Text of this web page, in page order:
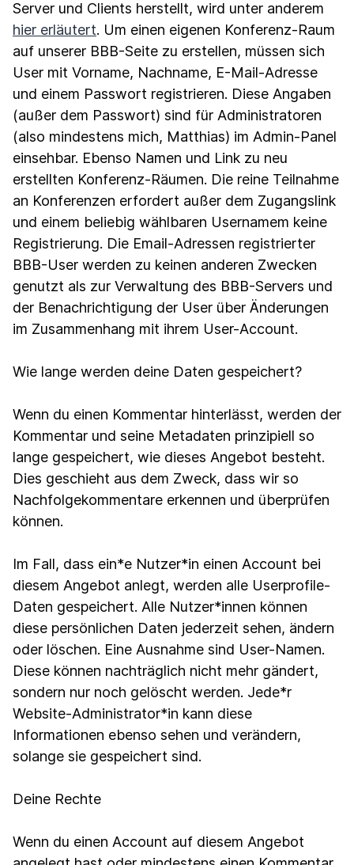
Server und Clients herstellt, wird unter anderem
hier erläutert. Um einen eigenen Konferenz-Raum
auf unserer BBB-Seite zu erstellen, müssen sich
User mit Vorname, Nachname, E-Mail-Adresse
und einem Passwort registrieren. Diese Angaben
(außer dem Passwort) sind für Administratoren
(also mindestens mich, Matthias) im Admin-Panel
einsehbar. Ebenso Namen und Link zu neu
erstellten Konferenz-Räumen. Die reine Teilnahme
an Konferenzen erfordert außer dem Zugangslink
und einem beliebig wählbaren Usernamem keine
Registrierung. Die Email-Adressen registrierter
BBB-User werden zu keinen anderen Zwecken
genutzt als zur Verwaltung des BBB-Servers und
der Benachrichtigung der User über Änderungen
im Zusammenhang mit ihrem User-Account.
Wie lange werden deine Daten gespeichert?
Wenn du einen Kommentar hinterlässt, werden der
Kommentar und seine Metadaten prinzipiell so
lange gespeichert, wie dieses Angebot besteht.
Dies geschieht aus dem Zweck, dass wir so
Nachfolgekommentare erkennen und überprüfen
können.
Im Fall, dass ein*e Nutzer*in einen Account bei
diesem Angebot anlegt, werden alle Userprofile-
Daten gespeichert. Alle Nutzer*innen können
diese persönlichen Daten jederzeit sehen, ändern
oder löschen. Eine Ausnahme sind User-Namen.
Diese können nachträglich nicht mehr gändert,
sondern nur noch gelöscht werden. Jede*r
Website-Administrator*in kann diese
Informationen ebenso sehen und verändern,
solange sie gespeichert sind.
Deine Rechte
Wenn du einen Account auf diesem Angebot